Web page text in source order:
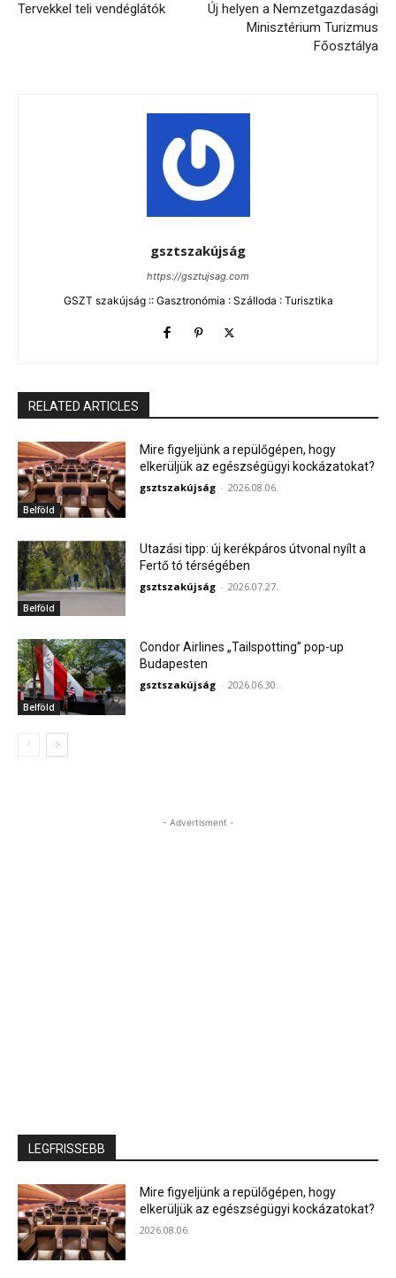
Tervekkel teli vendéglátók
Új helyen a Nemzetgazdasági
Minisztérium Turizmus
Főosztálya
gsztszakújság
https://gsztujsag.com
GSZT szakújság :: Gasztronómia : Szálloda : Turisztika
RELATED ARTICLES
Belföld
Mire figyeljünk a repülőgépen, hogy
elkerüljük az egészségügyi kockázatokat?
gsztszakújság - 2026.08.06.
Belföld
Utazási tipp: új kerékpáros útvonal nyílt a
Fertő tó térségében
gsztszakújság - 2026.07.27.
Belföld
Condor Airlines „Tailspotting” pop-up
Budapesten
gsztszakújság - 2026.06.30.
- Advertisment -
LEGFRISSEBB
Mire figyeljünk a repülőgépen, hogy
elkerüljük az egészségügyi kockázatokat?
2026.08.06.